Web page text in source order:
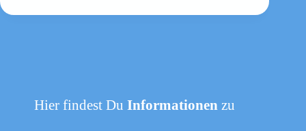
Hier findest DuInformationenzu